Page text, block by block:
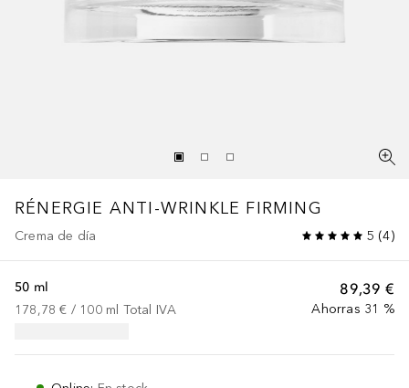
RÉNERGIE ANTI-WRINKLE FIRMING
Crema de día 5 (4)
89,39 €
Ahorras 31 %
50 ml
178,78 € / 100 ml Total IVA